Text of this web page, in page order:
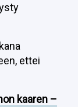
ettei
kaaren –